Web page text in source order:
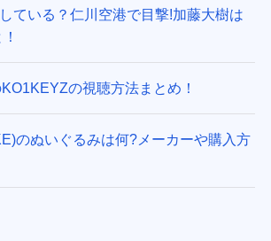
ている？仁川空港で目撃!加藤大樹は
の視聴方法まとめ！
のぬいぐるみは何?メーカーや購入方